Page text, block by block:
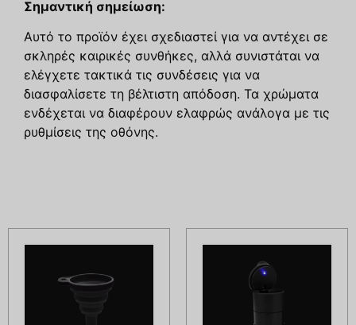
Σημαντική σημείωση:
Αυτό το προϊόν έχει σχεδιαστεί για να αντέχει σε
σκληρές καιρικές συνθήκες, αλλά συνιστάται να
ελέγχετε τακτικά τις συνδέσεις για να
διασφαλίσετε τη βέλτιστη απόδοση. Τα χρώματα
ενδέχεται να διαφέρουν ελαφρώς ανάλογα με τις
ρυθμίσεις της οθόνης.